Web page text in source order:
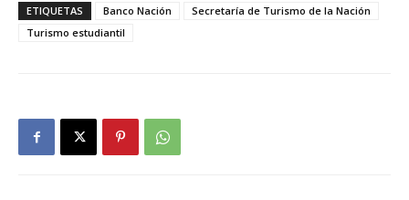
ETIQUETAS Banco Nación
Secretaría de Turismo de la Nación
Turismo estudiantil